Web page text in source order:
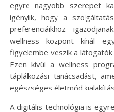
egyre nagyobb szerepet
igénylik, hogy a
preferenciáikhoz
wellness központ kínál
figyelembe veszik a
Ezen kívül a wellness
táplálkozási tanácsadást,
egészséges életmód
A digitális technológia is